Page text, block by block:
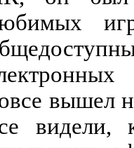
вышел
видели,